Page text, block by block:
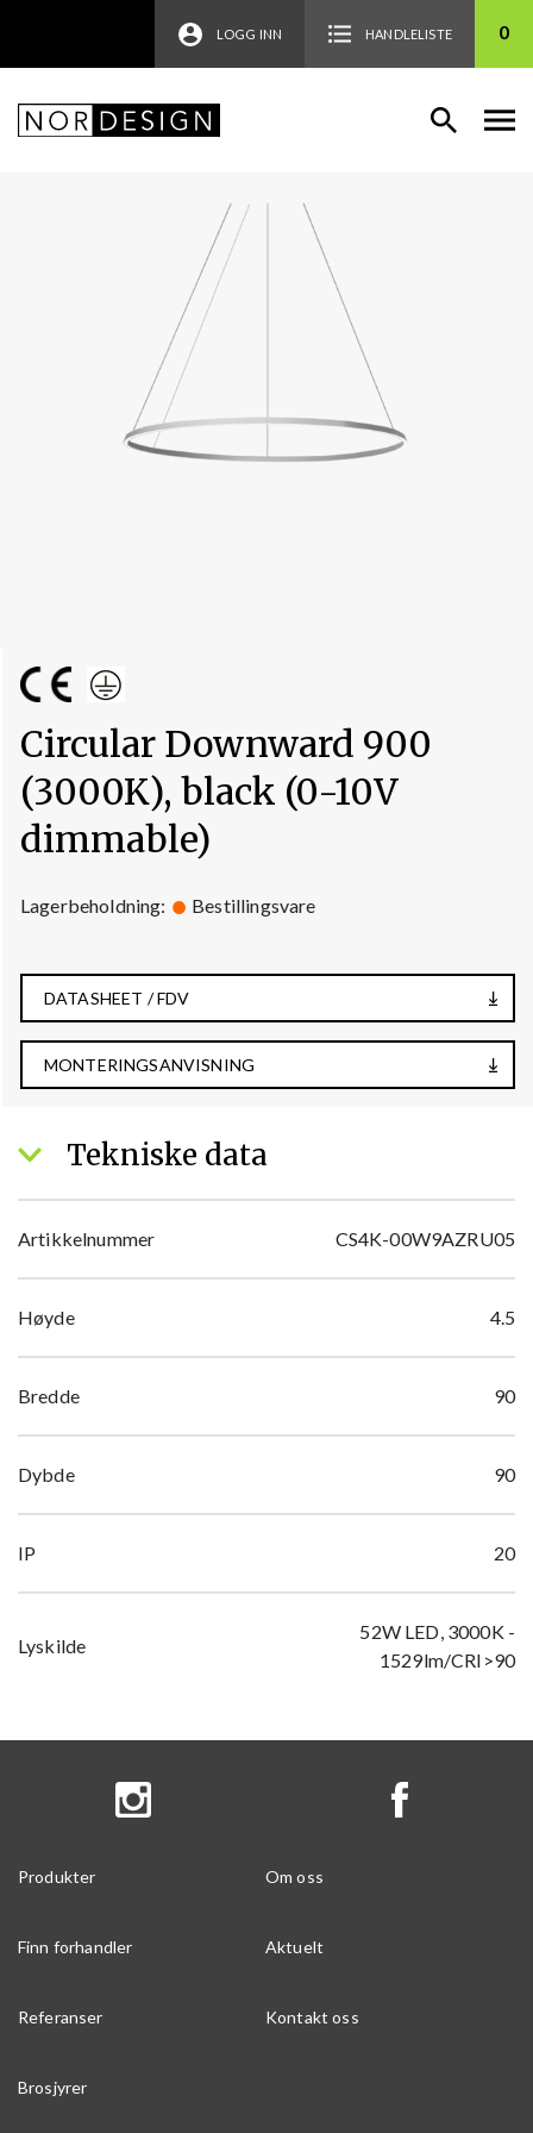
LOGG INN HANDLELISTE 0
Circular Downward 900
(3000K), black (0-10V
dimmable)
Lagerbeholdning: Bestillingsvare
DATASHEET / FDV
MONTERINGSANVISNING
Tekniske data
Artikkelnummer CS4K-00W9AZRU05
Høyde 4.5
Bredde 90
Dybde 90
IP 20
Lyskilde
52W LED, 3000K -
1529lm/CRI>90
Produkter Om oss
Finn forhandler Aktuelt
Referanser Kontakt oss
Brosjyrer